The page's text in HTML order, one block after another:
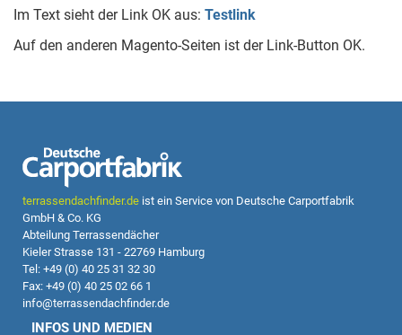
Im Text sieht der Link OK aus: Testlink
Auf den anderen Magento-Seiten ist der Link-Button OK.
terrassendachfinder.de ist ein Service von Deutsche Carportfabrik
GmbH & Co. KG
Abteilung Terrassendächer
Kieler Strasse 131 - 22769 Hamburg
Tel: +49 (0) 40 25 31 32 30
Fax: +49 (0) 40 25 02 66 1
info@terrassendachfinder.de
INFOS UND MEDIEN